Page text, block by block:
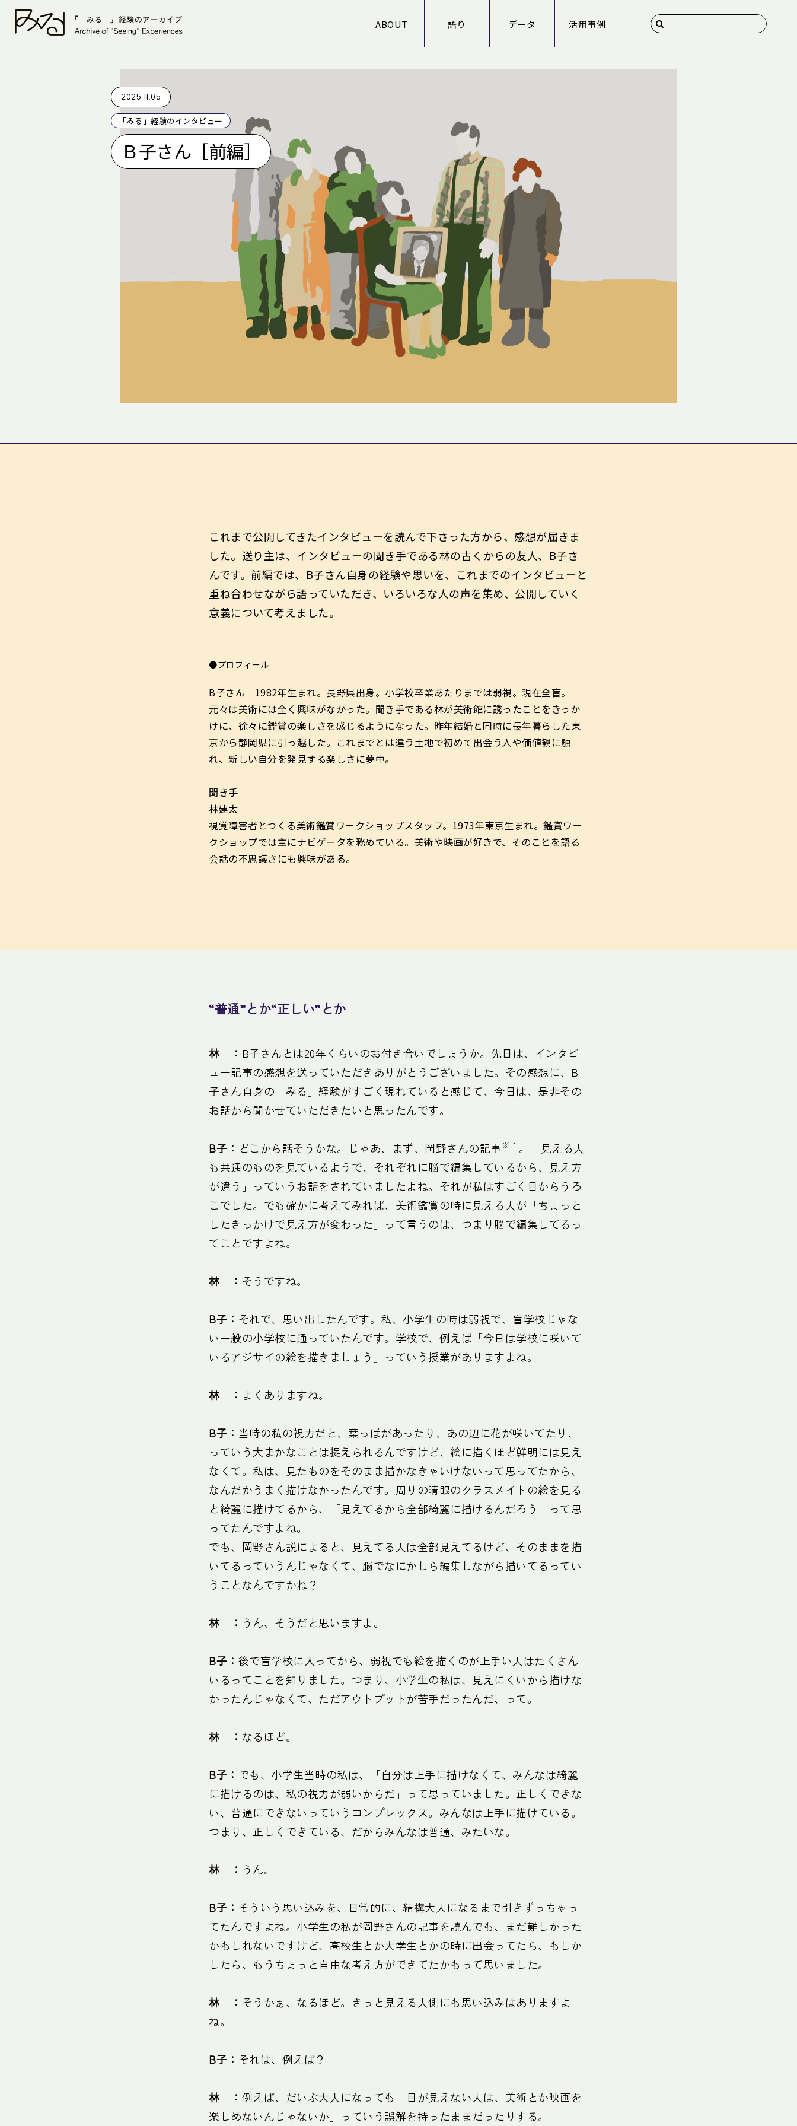
ABOUT 語り データ 活用事例
2025.11.05
「みる」経験のインタビュー
Ｂ子さん［前編］
これまで公開してきたインタビューを読んで下さった方から、感想が届きま
した。送り主は、インタビューの聞き手である林の古くからの友人、B子さ
んです。前編では、B子さん自身の経験や思いを、これまでのインタビューと
重ね合わせながら語っていただき、いろいろな人の声を集め、公開していく
意義について考えました。
●プロフィール
B子さん 1982年生まれ。長野県出身。小学校卒業あたりまでは弱視。現在全盲。
元々は美術には全く興味がなかった。聞き手である林が美術館に誘ったことをきっか
けに、徐々に鑑賞の楽しさを感じるようになった。昨年結婚と同時に長年暮らした東
京から静岡県に引っ越した。これまでとは違う土地で初めて出会う人や価値観に触
れ、新しい自分を発見する楽しさに夢中。
聞き手
林建太
視覚障害者とつくる美術鑑賞ワークショップスタッフ。1973年東京生まれ。鑑賞ワー
クショップでは主にナビゲータを務めている。美術や映画が好きで、そのことを語る
会話の不思議さにも興味がある。
“普通”とか“正しい”とか
林 ： B子さんとは20年くらいのお付き合いでしょうか。先日は、インタビ
ュー記事の感想を送っていただきありがとうございました。その感想に、B
子さん自身の「みる」経験がすごく現れていると感じて、今日は、是非その
お話から聞かせていただきたいと思ったんです。
B子： どこから話そうかな。じゃあ、まず、岡野さんの記事※１ 。「見える人
も共通のものを見ているようで、それぞれに脳で編集しているから、見え方
が違う」っていうお話をされていましたよね。それが私はすごく目からうろ
こでした。でも確かに考えてみれば、美術鑑賞の時に見える人が「ちょっと
したきっかけで見え方が変わった」って言うのは、つまり脳で編集してるっ
てことですよね。
林 ： そうですね。
B子： それで、思い出したんです。私、小学生の時は弱視で、盲学校じゃな
い一般の小学校に通っていたんです。学校で、例えば「今日は学校に咲いて
いるアジサイの絵を描きましょう」っていう授業がありますよね。
林 ： よくありますね。
B子： 当時の私の視力だと、葉っぱがあったり、あの辺に花が咲いてたり、
っていう大まかなことは捉えられるんですけど、絵に描くほど鮮明には見え
なくて。私は、見たものをそのまま描かなきゃいけないって思ってたから、
なんだかうまく描けなかったんです。周りの晴眼のクラスメイトの絵を見る
と綺麗に描けてるから、「見えてるから全部綺麗に描けるんだろう」って思
ってたんですよね。
でも、岡野さん説によると、見えてる人は全部見えてるけど、そのままを描
いてるっていうんじゃなくて、脳でなにかしら編集しながら描いてるってい
うことなんですかね？
林 ： うん、そうだと思いますよ。
B子： 後で盲学校に入ってから、弱視でも絵を描くのが上手い人はたくさん
いるってことを知りました。つまり、小学生の私は、見えにくいから描けな
かったんじゃなくて、ただアウトプットが苦手だったんだ、って。
林 ： なるほど。
B子： でも、小学生当時の私は、「自分は上手に描けなくて、みんなは綺麗
に描けるのは、私の視力が弱いからだ」って思っていました。正しくできな
い、普通にできないっていうコンプレックス。みんなは上手に描けている。
つまり、正しくできている、だからみんなは普通、みたいな。
林 ： うん。
B子： そういう思い込みを、日常的に、結構大人になるまで引きずっちゃっ
てたんですよね。小学生の私が岡野さんの記事を読んでも、まだ難しかった
かもしれないですけど、高校生とか大学生とかの時に出会ってたら、もしか
したら、もうちょっと自由な考え方ができてたかもって思いました。
林 ： そうかぁ、なるほど。きっと見える人側にも思い込みはありますよ
ね。
B子： それは、例えば？
林 ： 例えば、だいぶ大人になっても「目が見えない人は、美術とか映画を
楽しめないんじゃないか」っていう誤解を持ったままだったりする。